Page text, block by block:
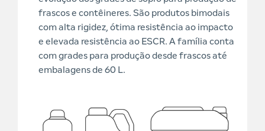
frascos e contêineres. São produtos bimodais
com alta rigidez, ótima resistência ao impacto
e elevada resistência ao ESCR. A família conta
com grades para produção desde frascos até
embalagens de 60 L.